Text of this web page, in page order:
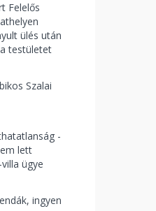
Felelős
ülés után
testületet
Szalai
-
lett
ügye
ingyen